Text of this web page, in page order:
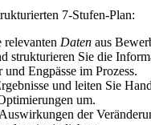
7-Stufen-Plan:
relevanten Daten aus
strukturieren Sie die
Engpässe im Prozess.
und leiten Sie
um.
der